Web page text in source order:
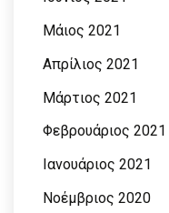
Μάιος 2021
Απρίλιος 2021
Μάρτιος 2021
Φεβρουάριος 2021
Ιανουάριος 2021
Νοέμβριος 2020